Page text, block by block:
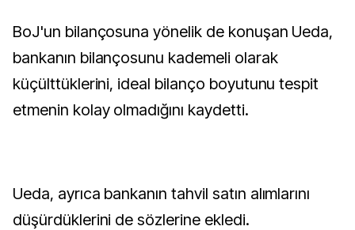
BoJ'un bilançosuna yönelik de konuşan Ueda,
bankanın bilançosunu kademeli olarak
küçülttüklerini, ideal bilanço boyutunu tespit
etmenin kolay olmadığını kaydetti.
Ueda, ayrıca bankanın tahvil satın alımlarını
düşürdüklerini de sözlerine ekledi.